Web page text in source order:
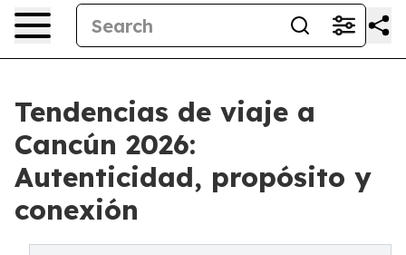
Tendencias de viaje a
Cancún 2026:
Autenticidad, propósito y
conexión